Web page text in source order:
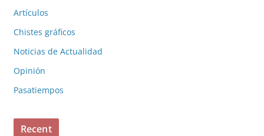
Artículos
Chistes gráficos
Noticias de Actualidad
Opinión
Pasatiempos
Recent